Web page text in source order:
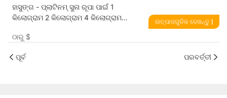
ହାସୁଙ୍ଗ - ପ୍ଲାଟିନମ୍ ସୁନା ରୂପା ପାଇଁ 1
କିଲୋଗ୍ରାମ 2 କିଲୋଗ୍ରାମ 4 କିଲୋଗ୍ରାମ
ଠାରୁ $
ଉତ୍ପାଦଗୁଡିକ ଦେଖନ୍ତୁ |
ପୂର୍ବ ପରବର୍ତ୍ତୀ